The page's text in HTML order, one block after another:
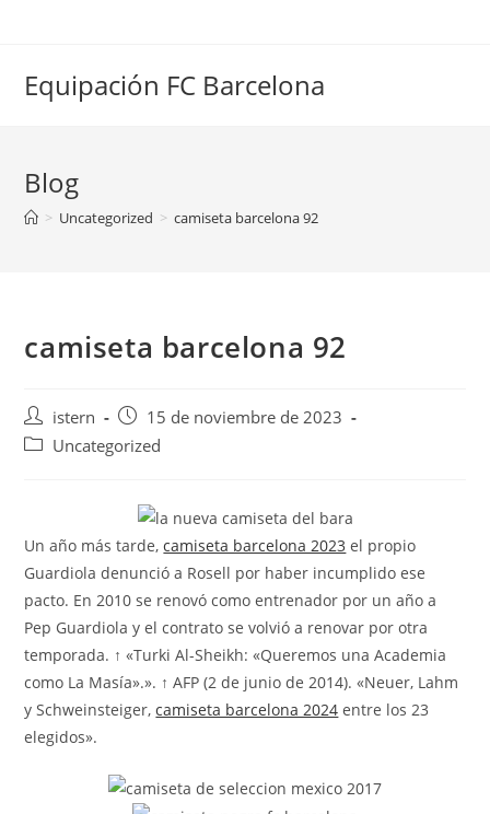
Equipación FC Barcelona
Blog
> Uncategorized > camiseta barcelona 92
camiseta barcelona 92
Autor
de
istern
Publicación
de
15 de noviembre de 2023
Categoría
Uncategorized
Un año más tarde,camiseta barcelona 2023 el propio
Guardiola denunció a Rosell por haber incumplido ese
pacto. En 2010 se renovó como entrenador por un año a
Pep Guardiola y el contrato se volvió a renovar por otra
temporada. ↑ «Turki Al-Sheikh: «Queremos una Academia
como La Masía».». ↑ AFP (2 de junio de 2014). «Neuer, Lahm
y Schweinsteiger,camiseta barcelona 2024 entre los 23
elegidos».